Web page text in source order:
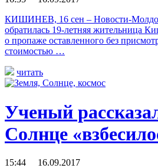
КИШИНЕВ, 16 сен – Новости-
обратилась 19-летняя жительница
о пропаже оставленного без
стоимостью …
читать
Ученый
Солнце
15:44 16.09.2017